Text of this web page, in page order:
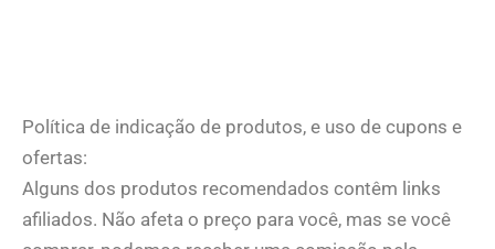
Política de indicação de produtos, e uso de cupons e
ofertas:
Alguns dos produtos recomendados contêm links
afiliados. Não afeta o preço para você, mas se você